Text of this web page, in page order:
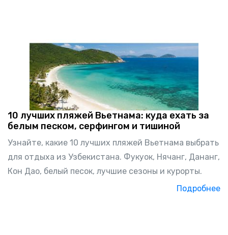
10 лучших пляжей Вьетнама: куда ехать за
белым песком, серфингом и тишиной
Узнайте, какие 10 лучших пляжей Вьетнама выбрать
для отдыха из Узбекистана. Фукуок, Нячанг, Дананг,
Кон Дао, белый песок, лучшие сезоны и курорты.
Подробнее